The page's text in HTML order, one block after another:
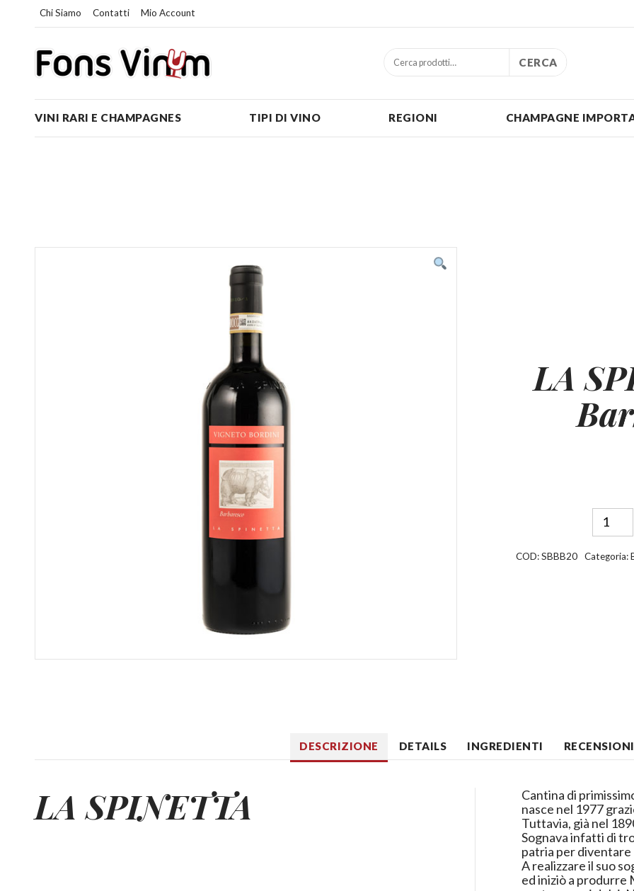
Chi Siamo Contatti Mio Account
CERCA
VINI RARI E CHAMPAGNES TIPI DI VINO REGIONI CHAMPAGNE
LA
COD:SBBB20 Categoria:
DESCRIZIONE DETAILS INGREDIENTI
LA SPINETTA
Cantina di
nasce nel 1977
Tuttavia, già nel
Sognava infatti di
patria per
A realizzare il suo
ed iniziò a produrre